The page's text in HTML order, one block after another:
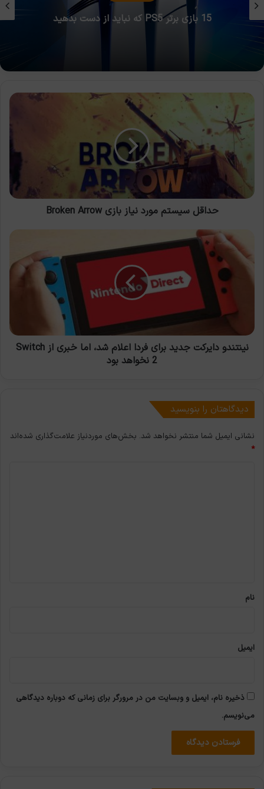
دولت انگلیس قائل به حق مالکیت دیجیتال نیست
حداقل
سیستم
مورد
Broken
Arrow
حداقل سیستم مورد نیاز بازی Broken Arrow
دایرکت
جدید
فردا
خبری
نینتندو دایرکت جدید برای فردا اعلام شد، اما خبری از Switch
2 نخواهد بود
دیدگاهتان را بنویسید
نشانی ایمیل شما منتشر نخواهد شد. بخش‌های موردنیاز علامت‌گذاری شده‌اند
*
نام
ایمیل
ذخیره نام، ایمیل و وبسایت من در مرورگر برای زمانی که دوباره دیدگاهی
می‌نویسم.